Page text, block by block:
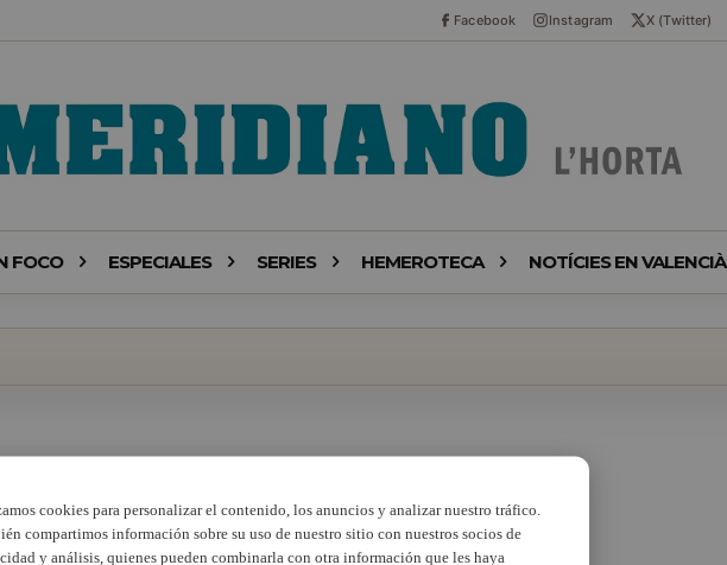
Facebook Instagram X (Twitter)
FOCO ESPECIALES SERIES HEMEROTECA NOTÍCIES EN VALENCIÀ
cookies para personalizar el contenido, los anuncios y analizar nuestro tráfico.
compartimos información sobre su uso de nuestro sitio con nuestros socios de
y análisis, quienes pueden combinarla con otra información que les haya